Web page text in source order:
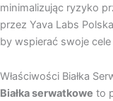
minimalizując ryzyko
przez Yava Labs
by wspierać swoje
Właściwości Białka
Białka serwatkowe to